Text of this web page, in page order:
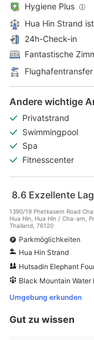
Hygiene Plus
Hua Hin Strand
24h-Check-in
Fantastische
Flughafentransfer
Andere wichtige
Privatstrand
Swimmingpool
Spa
Fitnesscenter
8.6 Exzellente
1390/19 Phetkasem Road
Hua Hin, Hua Hin / Cha-am,
Thailand, 76120
Parkmöglichkeiten
Hua Hin Strand
Hutsadin Elephant
Black Mountain Water
Umgebung erkunden
Gut zu wissen